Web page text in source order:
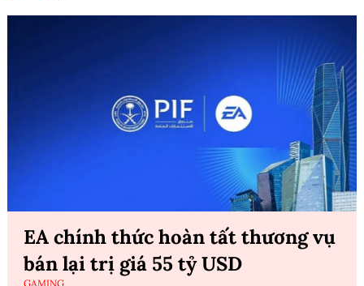
EA chính thức hoàn tất thương vụ
bán lại trị giá 55 tỷ USD
GAMING